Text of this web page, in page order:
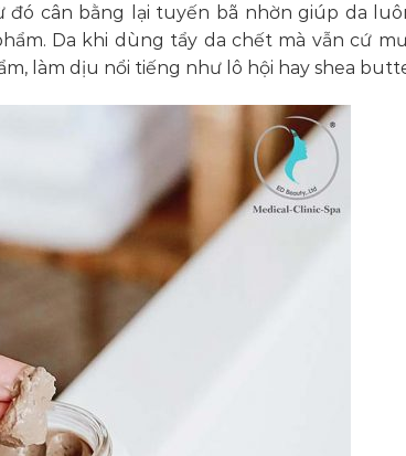
cân bằng lại tuyến bã nhờn giúp da
Da khi dùng tẩy da chết mà vẫn cứ
làm dịu nổi tiếng như lô hội hay shea